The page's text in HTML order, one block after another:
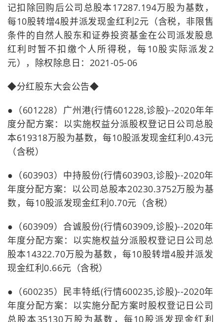
记扣除回购后公司总股本17287.194万股为基数，
每10股转增4股并派发现金红利2元（含税，非限售
条件的自然人股东和证券投资基金在公司派发股息
红利时暂不扣缴个人所得税，每10股实际派发2
元），除权除息日：2021-05-06
◆分红股东大会公告◆
●（601228）广州港(行情601228,诊股)--2020年年
度分配方案：以实施权益分派股权登记日公司总股
本619318万股为基数，每10股派发现金红利0.43元
（含税）
●（603903）中持股份(行情603903,诊股)--2020年
年度分配方案：以公司总股本20230.3752万股为基
数，每10股派发现金红利0.70元（含税）
●（603909）合诚股份(行情603909,诊股)--2020年
年度分配方案：以实施权益分派股权登记日公司总
股本14322.70万股为基数，每10股转增4股并派发
现金红利0.66元（含税）
●（600235）民丰特纸(行情600235,诊股)--2020年
年度分配方案：以实施分配方案时股权登记日公司
总股本35130万股为基数，每10股派发现金红利